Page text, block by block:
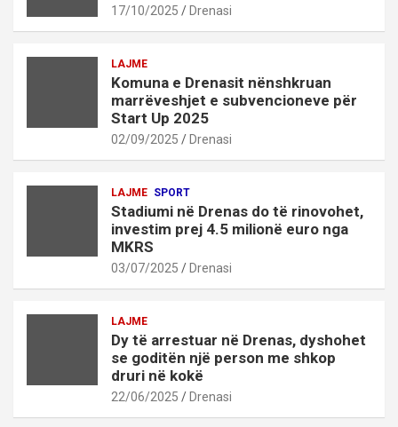
17/10/2025 Drenasi
LAJME
Komuna e Drenasit nënshkruan
marrëveshjet e subvencioneve për
Start Up 2025
02/09/2025 Drenasi
LAJME SPORT
Stadiumi në Drenas do të rinovohet,
investim prej 4.5 milionë euro nga
MKRS
03/07/2025 Drenasi
LAJME
Dy të arrestuar në Drenas, dyshohet
se goditën një person me shkop
druri në kokë
22/06/2025 Drenasi